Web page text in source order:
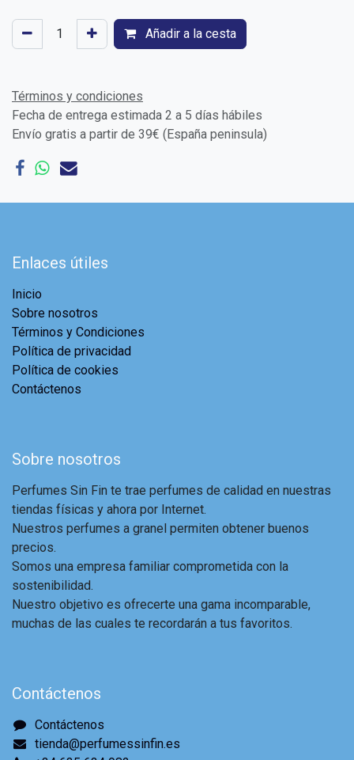
Añadir a la cesta
Términos y condiciones
Fecha de entrega estimada 2 a 5 días hábiles
Envío gratis a partir de 39€ (España peninsula)
Enlaces útiles
Inicio
Sobre nosotros
Términos y Condiciones
Política de privacidad
Política de cookies
Contáctenos
Sobre nosotros
Perfumes Sin Fin te trae perfumes de calidad en nuestras
tiendas físicas y ahora por Internet.
Nuestros perfumes a granel permiten obtener buenos
precios.
Somos una empresa familiar comprometida con la
sostenibilidad.
Nuestro objetivo es ofrecerte una gama incomparable,
muchas de las cuales te recordarán a tus favoritos.
Contáctenos
Contáctenos
tienda@perfumessinfin.es